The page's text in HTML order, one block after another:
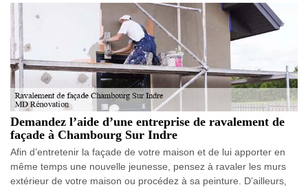
Demandez l’aide d’une entreprise de ravalement de
façade à Chambourg Sur Indre
Afin d’entretenir la façade de votre maison et de lui apporter en
même temps une nouvelle jeunesse, pensez à ravaler les murs
extérieur de votre maison ou procédez à sa peinture. D’ailleurs,